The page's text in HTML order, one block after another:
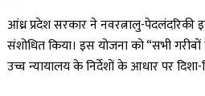
आंध्र प्रदेश सरकार ने नवरत्नालु-पेदलंदरिकी
संशोधित किया। इस योजना को “सभी
उच्च न्यायालय के निर्देशों के आधार पर दिशा-